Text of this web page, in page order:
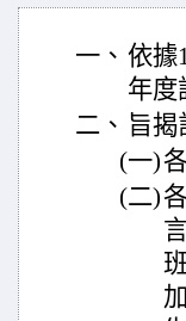
一、 依據
年度
二、 旨揭
(一)
(二)